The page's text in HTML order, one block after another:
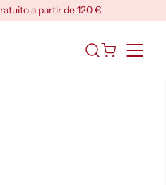
a partir de 120 €
Abrir